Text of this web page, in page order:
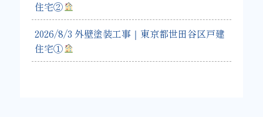
住宅②
2026/8/3 外壁塗装工事｜東京都世田谷区戸建
住宅①